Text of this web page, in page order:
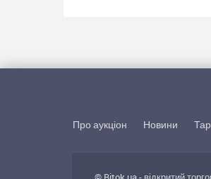
Про аукціон Новини